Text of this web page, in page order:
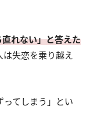
れない」と答えた
は失恋を乗り越え
てしまう」とい